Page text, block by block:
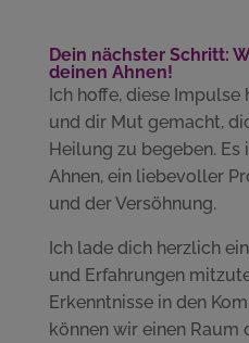
Dein nächster Schritt:
deinen Ahnen!
Ich hoffe, diese Impulse
und dir Mut gemacht,
Heilung zu begeben. Es
Ahnen, ein liebevoller
und der Versöhnung.
Ich lade dich herzlich
und Erfahrungen
Erkenntnisse in den
können wir einen Raum